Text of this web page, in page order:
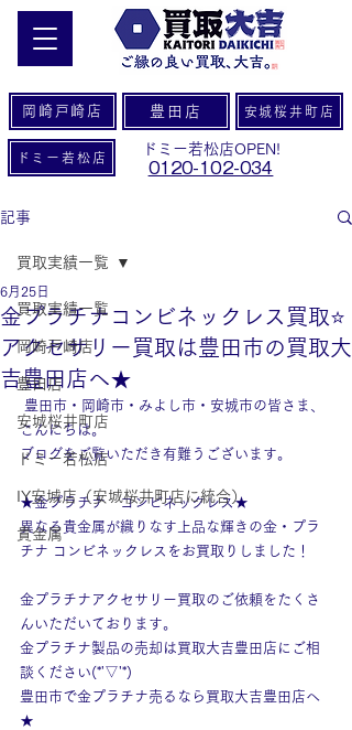
岡崎戸崎店 豊田店 安城桜井町店
ドミー若松店
ドミー若松店OPEN!
0120-102-034
記事
買取実績一覧
岡崎戸崎店
豊田店
安城桜井町店
ドミー若松店
IY安城店（安城桜井町店に統合）
貴金属
買取実績一覧
金プラチナコンビネックレス買取⭐️
アクセサリー買取は豊田市の買取大
吉豊田店へ★
6月25日
豊田市・岡崎市・みよし市・安城市の皆さま、
こんにちは。
ブログをご覧いただき有難うございます。
★金プラチナ　コンビネックレス★
異なる貴金属が織りなす上品な輝きの金・プラ
チナ コンビネックレスをお買取りしました！
金プラチナアクセサリー買取のご依頼をたくさ
んいただいております。
金プラチナ製品の売却は買取大吉豊田店にご相
談ください(*'▽'*)
豊田市で金プラチナ売るなら買取大吉豊田店へ
★